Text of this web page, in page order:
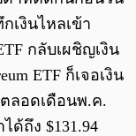
เงินไหลเข้า
กลับเผชิญเงิน
ETF ก็เจอเงิน
ลอดเดือนพ.ค.
ด้ถึง $131.94